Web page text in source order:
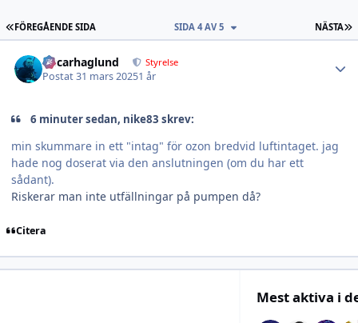
FÖRSTA SIDAN
FÖREGÅENDE SIDA NÄSTA
SIDA 4 AV 5
Oscarhaglund Styrelse
Postat31 mars 20251 år
6 minuter sedan, nike83 skrev:
min skummare in ett "intag" för ozon bredvid luftintaget. jag
hade nog doserat via den anslutningen (om du har ett
sådant).
Riskerar man inte utfällningar på pumpen då?
Citera
Mest aktiva i